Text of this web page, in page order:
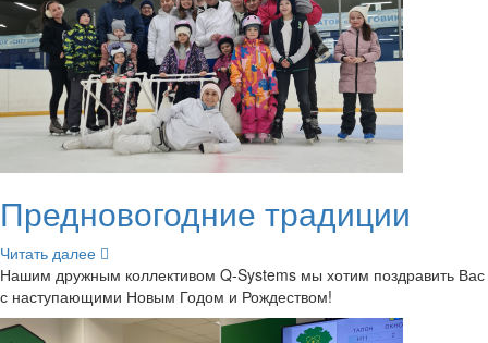
Пред­но­во­год­ние тра­ди­ции
Чи­тать далее
Нашим друж­ным кол­лек­ти­вом Q-​Systems мы хотим по­здра­вить Вас
с на­сту­па­ю­щи­ми Новым Годом и Рож­де­ством!